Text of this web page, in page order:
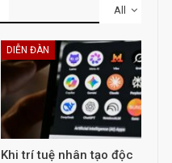
All
DIỄN ĐÀN
Khi trí tuệ nhân tạo độc